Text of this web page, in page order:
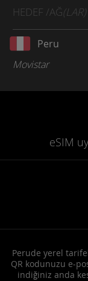
HEDEF /AĞ(LAR)
Peru
Movistar
eSIM
Perude yerel
QR kodunuzu e-
indiğiniz anda